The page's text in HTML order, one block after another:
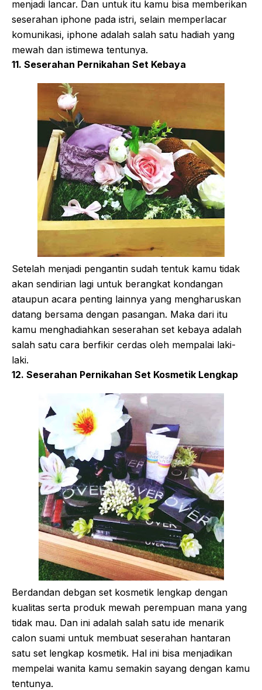
menjadi lancar. Dan untuk itu kamu bisa memberikan
seserahan iphone pada istri, selain memperlacar
komunikasi, iphone adalah salah satu hadiah yang
mewah dan istimewa tentunya.
11. Seserahan Pernikahan Set Kebaya
Setelah menjadi pengantin sudah tentuk kamu tidak
akan sendirian lagi untuk berangkat kondangan
ataupun acara penting lainnya yang mengharuskan
datang bersama dengan pasangan. Maka dari itu
kamu menghadiahkan seserahan set kebaya adalah
salah satu cara berfikir cerdas oleh mempalai laki-
laki.
12. Seserahan Pernikahan Set Kosmetik Lengkap
Berdandan debgan set kosmetik lengkap dengan
kualitas serta produk mewah perempuan mana yang
tidak mau. Dan ini adalah salah satu ide menarik
calon suami untuk membuat seserahan hantaran
satu set lengkap kosmetik. Hal ini bisa menjadikan
mempelai wanita kamu semakin sayang dengan kamu
tentunya.